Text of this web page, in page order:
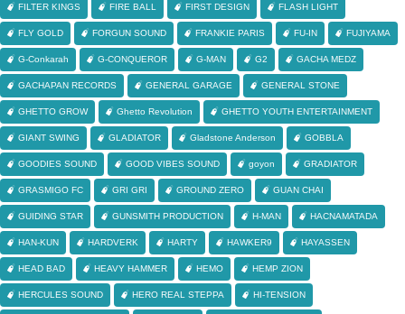
FILTER KINGS FIRE BALL FIRST DESIGN FLASH LIGHT
FLY GOLD FORGUN SOUND FRANKIE PARIS FU-IN FUJIYAMA
G-Conkarah G-CONQUEROR G-MAN G2 GACHA MEDZ
GACHAPAN RECORDS GENERAL GARAGE GENERAL STONE
GHETTO GROW Ghetto Revolution GHETTO YOUTH ENTERTAINMENT
GIANT SWING GLADIATOR Gladstone Anderson GOBBLA
GOODIES SOUND GOOD VIBES SOUND goyon GRADIATOR
GRASMIGO FC GRI GRI GROUND ZERO GUAN CHAI
GUIDING STAR GUNSMITH PRODUCTION H-MAN HACNAMATADA
HAN-KUN HARDVERK HARTY HAWKER9 HAYASSEN
HEAD BAD HEAVY HAMMER HEMO HEMP ZION
HERCULES SOUND HERO REAL STEPPA HI-TENSION